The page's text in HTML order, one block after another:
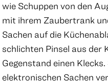
wie Schuppen von den
mit ihrem Zaubertrank
Sachen auf die
schlichten Pinsel aus der
Gegenstand einen
elektronischen Sachen